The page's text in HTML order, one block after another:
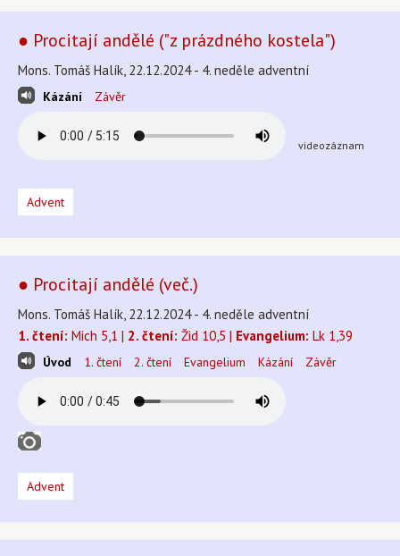
● Procitají andělé ("z prázdného kostela")
Mons. Tomáš Halík, 22.12.2024 - 4. neděle adventní
Kázání Závěr
videozáznam
Advent
● Procitají andělé (več.)
Mons. Tomáš Halík, 22.12.2024 - 4. neděle adventní
1. čtení: Mich 5,1 | 2. čtení: Žid 10,5 | Evangelium: Lk 1,39
Úvod 1. čtení 2. čtení Evangelium Kázání Závěr
Advent